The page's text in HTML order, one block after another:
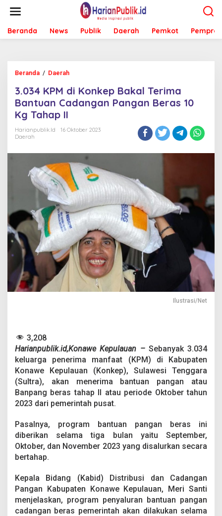
t
Beranda News Publik Daerah Pemkot Pemprov
Beranda / Daerah
0
3
4
P
i
K
o
n
k
p
B
a
a
l
u
a
n
d
a
g
a
n
P
g
a
n
B
e
3.034 KPM di Konkep Bakal Terima
Bantuan Cadangan Pangan Beras 10
Kg Tahap II
Harianpublik.id
16 Oktober 2023
Daerah
Ilustrasi/Net
3,208
Harianpublik.id,Konawe Kepulauan –Sebanyak 3.034
keluarga penerima manfaat (KPM) di Kabupaten
Konawe Kepulauan (Konkep), Sulawesi Tenggara
(Sultra), akan menerima bantuan pangan atau
Banpang beras tahap II atau periode Oktober tahun
2023 dari pemerintah pusat.
Pasalnya, program bantuan pangan beras ini
diberikan selama tiga bulan yaitu September,
Oktober, dan November 2023 yang disalurkan secara
bertahap.
Kepala Bidang (Kabid) Distribusi dan Cadangan
Pangan Kabupaten Konawe Kepulauan, Meri Santi
menjelaskan, program penyaluran bantuan pangan
cadangan beras pemerintah akan dilakukan selama